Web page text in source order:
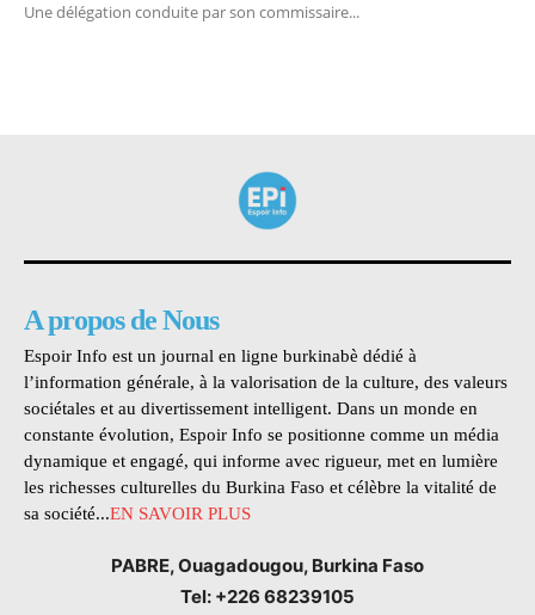
Une délégation conduite par son commissaire...
A propos de Nous
Espoir Info est un journal en ligne burkinabè dédié à
l’information générale, à la valorisation de la culture, des valeurs
sociétales et au divertissement intelligent. Dans un monde en
constante évolution, Espoir Info se positionne comme un média
dynamique et engagé, qui informe avec rigueur, met en lumière
les richesses culturelles du Burkina Faso et célèbre la vitalité de
sa société...EN SAVOIR PLUS
PABRE, Ouagadougou, Burkina Faso
Tel: +226 68239105